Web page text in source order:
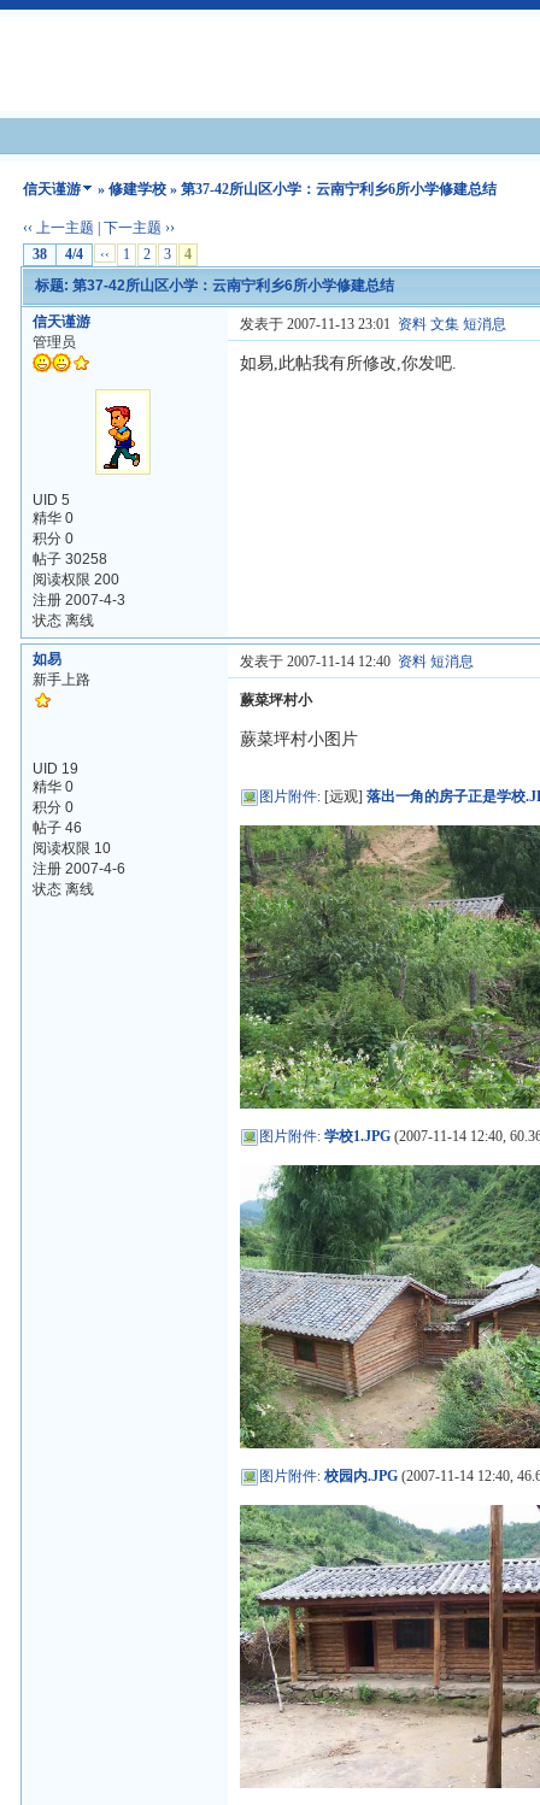
信天谨游 »修建学校 » 第37-42所山区小学：云南宁利乡6所小学修建总结
‹‹ 上一主题 |下一主题 ››
38
4/4 ‹‹ 1 2 3
4
标题: 第37-42所山区小学：云南宁利乡6所小学修建总结
信天谨游
管理员
UID 5
精华 0
积分 0
帖子 30258
阅读权限 200
注册 2007-4-3
状态 离线
发表于 2007-11-13 23:01 资料 文集 短消息
如易,此帖我有所修改,你发吧.
如易
新手上路
UID 19
精华 0
积分 0
帖子 46
阅读权限 10
注册 2007-4-6
状态 离线
发表于 2007-11-14 12:40 资料 短消息
蕨菜坪村小
蕨菜坪村小图片
图片附件: [远观]落出一角的房子正是学校
图片附件:学校1.JPG (2007-11-14 12:40,
图片附件:校园内.JPG (2007-11-14 12:40,